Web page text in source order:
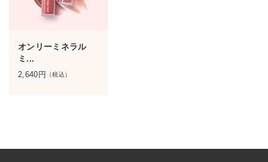
オンリーミネラル
ミ...
2,640 円 （税込）